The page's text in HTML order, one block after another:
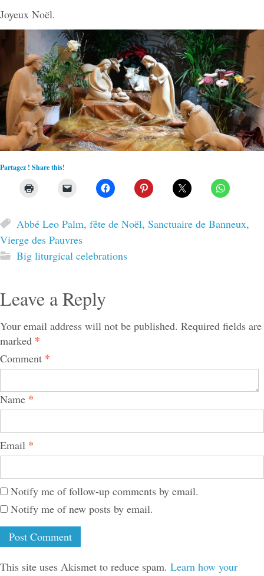
Joyeux Noël.
Partagez ! Share this!
Abbé Leo Palm, fête de Noël, Sanctuaire de Banneux,
Vierge des Pauvres
Big liturgical celebrations
Leave a Reply
Your email address will not be published. Required fields are
marked *
Comment *
Name *
Email *
Notify me of follow-up comments by email.
Notify me of new posts by email.
This site uses Akismet to reduce spam. Learn how your